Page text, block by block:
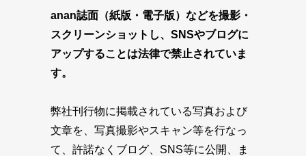
anan誌面（紙版・電子版）などを撮影・
スクリーンショットし、SNSやブログに
アップすることは法律で禁止されていま
す。
弊社刊行物に掲載されている写真および
文章を、写真撮影やスキャン等を行なっ
て、許諾なくブログ、SNS等に公開、ま